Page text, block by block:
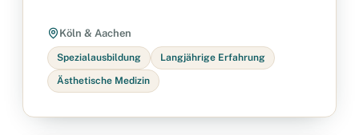
Köln & Aachen
Spezialausbildung Langjährige Erfahrung
Ästhetische Medizin